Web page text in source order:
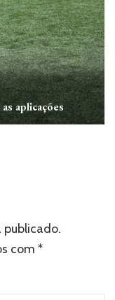
aplicações
publicado.
com *